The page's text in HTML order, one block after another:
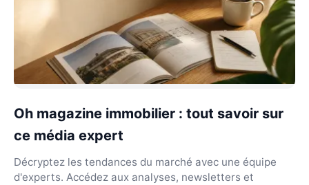
Oh magazine immobilier : tout savoir sur
ce média expert
Décryptez les tendances du marché avec une équipe
d'experts. Accédez aux analyses, newsletters et